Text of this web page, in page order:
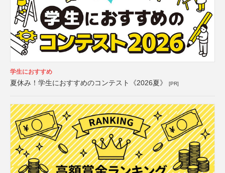
学生におすすめ
夏休み！学生におすすめのコンテスト《2026夏》 [PR]